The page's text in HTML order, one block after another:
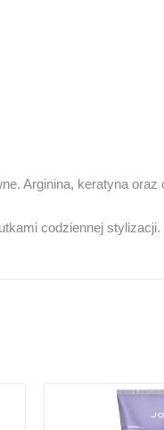
Arginina, keratyna
codziennej stylizacji.